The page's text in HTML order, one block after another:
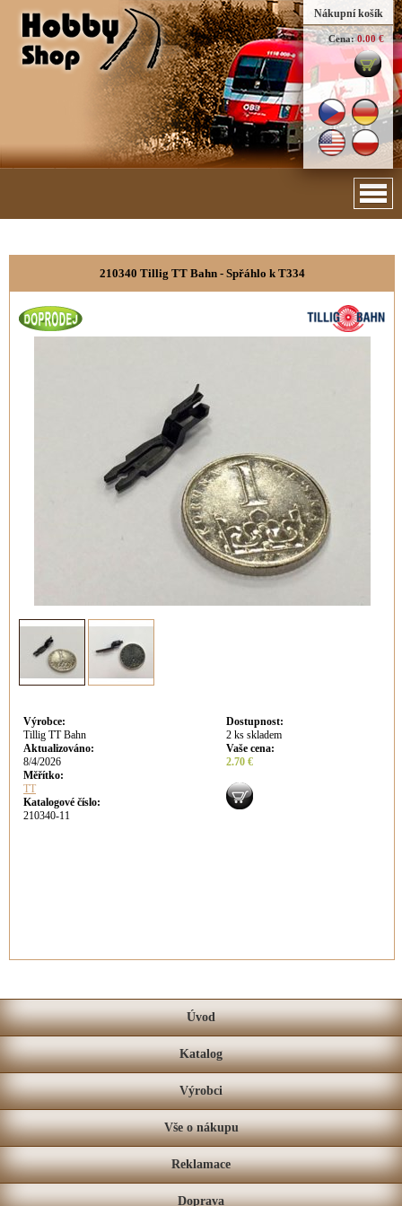
Nákupní košík
Cena: 0.00 €
210340 Tillig TT Bahn - Spřáhlo k T334
Výrobce:
Tillig TT Bahn
Aktualizováno:
8/4/2026
Měřítko:
TT
Katalogové číslo:
210340-11
Dostupnost:
2 ks skladem
Vaše cena:
2.70 €
Úvod
Katalog
Výrobci
Vše o nákupu
Reklamace
Doprava